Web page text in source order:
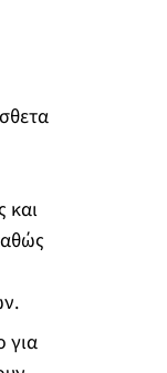
και
για